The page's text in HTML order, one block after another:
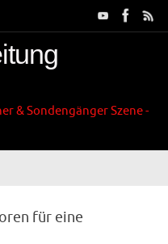
& Sondengänger Szene -
für eine